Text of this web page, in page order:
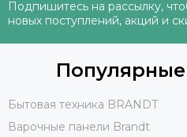
Подпишитесь на рассылку,
новых поступлений, акций и
Популярные
Бытовая техника BRANDT
Варочные панели Brandt